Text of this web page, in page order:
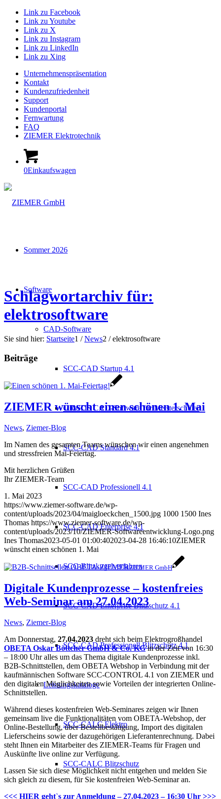
Link zu Facebook
Link zu Youtube
Link zu X
Link zu Instagram
Link zu LinkedIn
Link zu Xing
Unternehmenspräsentation
Kontakt
Kundenzufriedenheit
Support
Kundenportal
Fernwartung
FAQ
ZIEMER Elektrotechnik
0Einkaufswagen
Sommer 2026
Software
CAD-Software
SCC-CAD Startup 4.1
GRATIS CAD-Software für Meisterschüler
SCC-CAD Standard 4.1
SCC-CAD Professionell 4.1
SCC-CAD Enterprise 4.1
SCC-Blitzkugelverfahren
SCC-CAD Enterprise Blitzschutz 4.1
SCC-CAD Professionell Blitzschutz 4.1
Leistungskataloge
SCC-CALC Elektro
SCC-CALC Blitzschutz
Schlagwortarchiv für:
elektrosoftware
Sie sind hier: Startseite1 / News2 / elektrosoftware
Beiträge
ZIEMER wünscht einen schönen 1. Mai
News, Ziemer-Blog
Im Namen des gesamten Teams wünschen wir einen angenehmen
und stressfreien Mai-Feiertag.
Mit herzlichen Grüßen
Ihr ZIEMER-Team
1. Mai 2023
https://www.ziemer-software.de/wp-
content/uploads/2023/04/maigloeckchen_1500.jpg 1000 1500 Ines
Thomas https://www.ziemer-software.de/wp-
content/uploads/2023/10/ZIEMER-Softwareentwicklung-Logo.png
Ines Thomas2023-05-01 01:00:402023-04-28 16:46:10ZIEMER
wünscht einen schönen 1. Mai
ZIEMER GmbH
Digitale Kundenprozesse – kostenfreies
Web-Seminar am 27.04.2023
News, Ziemer-Blog
Am Donnerstag, 27.04.2023 dreht sich beim Elektrogroßhandel
OBETA Oskar Böttcher GmbH & Co. KGin der Zeit von 16:30
– 18:00 Uhr alles um das Thema digitale Kundenprozesse inkl.
B2B-Schnittstellen, dem OBETA Webshop in Verbindung mit der
kaufmännischen Software SCC-CONTROL 4.1 von ZIEMER und
den digitalen Möglichkeiten sowie Vorteilen der integrierten Online-
Schnittstellen.
Während dieses kostenfreien Web-Seminares zeigen wir Ihnen
gemeinsam live die Funktionalitäten vom OBETA-Webshop, der
Online-Bestellung, über Bestellbestätigung, Import des digitalen
Lieferscheins sowie der dazugehörigen Lieferantenrechnung. Dabei
steht Ihnen ein Mitarbeiter des ZIEMER-Teams für Fragen und
Auskünfte live online zur Verfügung.
Lassen Sie sich diese Möglichkeit nicht entgehen und melden Sie
sich gleich zu diesem, für Sie kostenfreien Web-Seminar an.
<<< HIER geht`s zur Anmeldung – 27.04.2023 – 16:30 Uhr >>>